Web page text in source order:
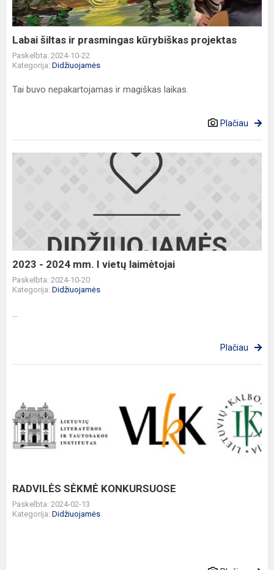
projektas
Labai šiltas ir prasmingas kūrybiškas projektas
Paskelbta: 2024-10-22
Kategorija: Didžiuojamės
Tai buvo nepakartojamas ir magiškas laikas.
Plačiau
2023
2023 - 2024 mm. I vietų laimėtojai
Paskelbta: 2024-10-20
Kategorija: Didžiuojamės
...
Plačiau
KONKURSUOSE
RADVILĖS SĖKMĖ KONKURSUOSE
Paskelbta: 2024-02-13
Kategorija: Didžiuojamės